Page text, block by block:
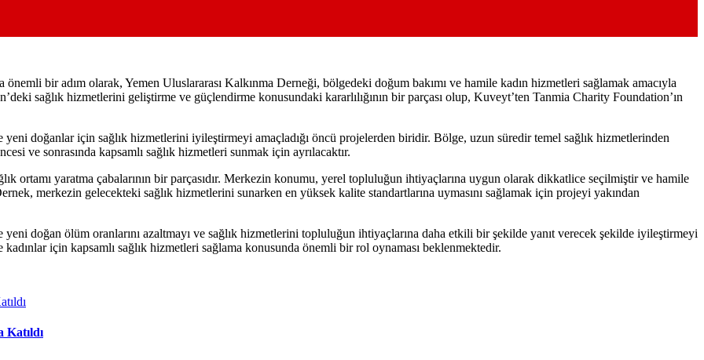
bir adım olarak, Yemen Uluslararası Kalkınma Derneği, bölgedeki doğum bakımı ve hamile kadın hizmetleri sağlamak amacıyla
sağlık hizmetlerini geliştirme ve güçlendirme konusundaki kararlılığının bir parçası olup, Kuveyt’ten Tanmia Charity Foundation’ın
doğanlar için sağlık hizmetlerini iyileştirmeyi amaçladığı öncü projelerden biridir. Bölge, uzun süredir temel sağlık hizmetlerinden
ve sonrasında kapsamlı sağlık hizmetleri sunmak için ayrılacaktır.
ortamı yaratma çabalarının bir parçasıdır. Merkezin konumu, yerel topluluğun ihtiyaçlarına uygun olarak dikkatlice seçilmiştir ve hamile
merkezin gelecekteki sağlık hizmetlerini sunarken en yüksek kalite standartlarına uymasını sağlamak için projeyi yakından
doğan ölüm oranlarını azaltmayı ve sağlık hizmetlerini topluluğun ihtiyaçlarına daha etkili bir şekilde yanıt verecek şekilde iyileştirmeyi
için kapsamlı sağlık hizmetleri sağlama konusunda önemli bir rol oynaması beklenmektedir.